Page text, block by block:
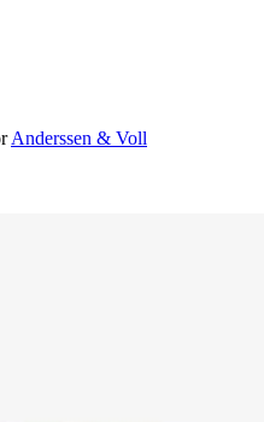
Anderssen & Voll